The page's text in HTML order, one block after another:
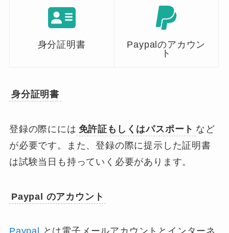
身分証明書
Paypalのアカウン
ト
身分証明書
登録の際にには 免許証もしくはパスポート など
が必要です。また、登録の際に提示した証明書
は試験当日も持っていく 必要があります。
Paypal のアカウント